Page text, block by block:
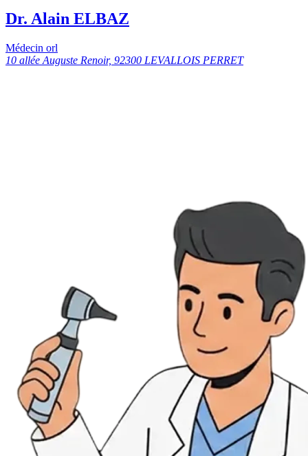
Dr. Alain ELBAZ
Médecin orl
10 allée Auguste Renoir, 92300 LEVALLOIS PERRET